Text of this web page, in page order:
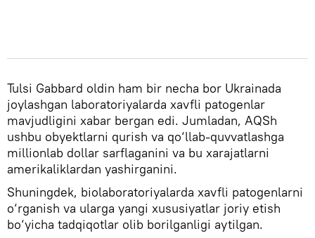
Tulsi Gabbard oldin ham bir necha bor Ukrainada
joylashgan laboratoriyalarda xavfli patogenlar
mavjudligini xabar bergan edi. Jumladan, AQSh
ushbu obyektlarni qurish va qo‘llab-quvvatlashga
millionlab dollar sarflaganini va bu xarajatlarni
amerikaliklardan yashirganini.
Shuningdek, biolaboratoriyalarda xavfli patogenlarni
o‘rganish va ularga yangi xususiyatlar joriy etish
bo‘yicha tadqiqotlar olib borilganligi aytilgan.